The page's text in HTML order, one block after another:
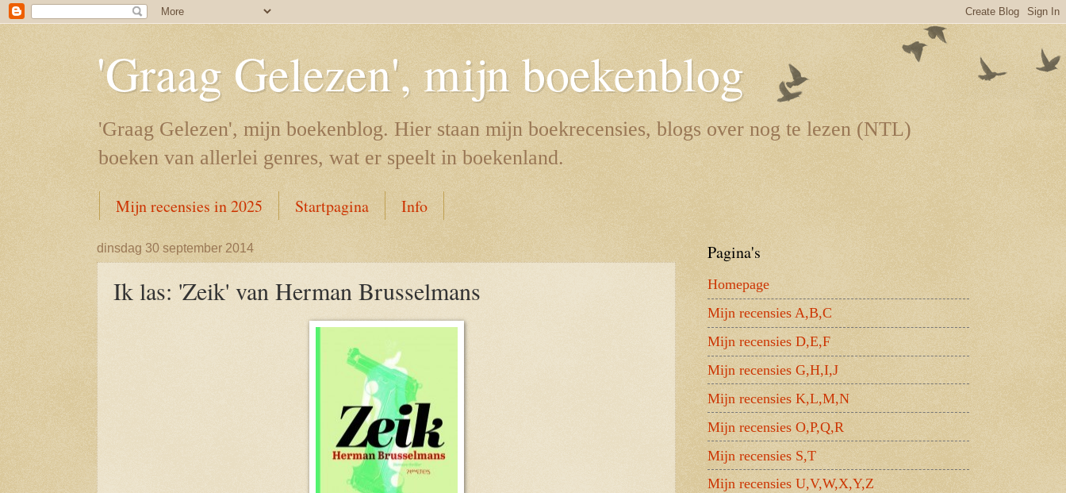
'Graag Gelezen', mijn boekenblog
'Graag Gelezen', mijn boekenblog. Hier staan mijn boekrecensies, blogs over nog te lezen (NTL)
boeken van allerlei genres, wat er speelt in boekenland.
Mijn recensies in 2025 Startpagina Info
dinsdag 30 september 2014
Ik las: 'Zeik' van Herman Brusselmans
Pagina's
Homepage
Mijn recensies A,B,C
Mijn recensies D,E,F
Mijn recensies G,H,I,J
Mijn recensies K,L,M,N
Mijn recensies O,P,Q,R
Mijn recensies S,T
Mijn recensies U,V,W,X,Y,Z